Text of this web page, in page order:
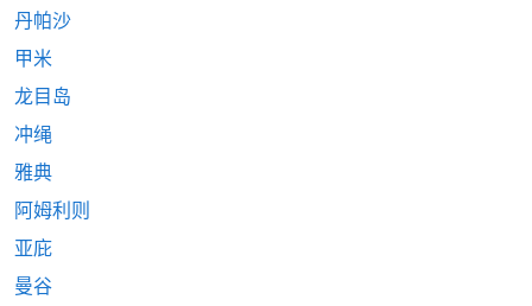
丹帕沙
甲米
龙目岛
冲绳
雅典
阿姆利则
亚庇
曼谷